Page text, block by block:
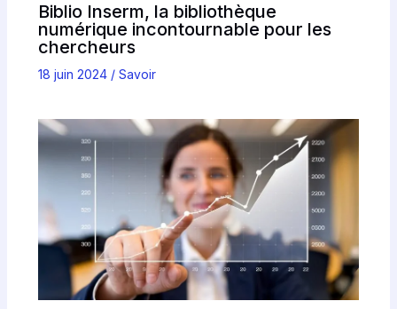
Biblio Inserm, la bibliothèque
numérique incontournable pour les
chercheurs
18 juin 2024 / Savoir